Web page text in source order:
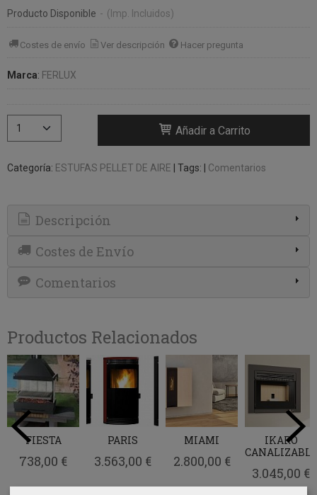
Producto Disponible - (Imp. Incluidos)
Costes de envío Ver descripción Hacer pregunta
Marca: FERLUX
Añadir a Carrito
Categoría: ESTUFAS PELLET DE AIRE Tags: Comentarios
Descripción
Costes de Envío
Comentarios
Productos Relacionados
FIESTA
738,00 €
PARIS
3.563,00 €
MIAMI
2.800,00 €
IKARO
CANALIZABLE
3.045,00 €